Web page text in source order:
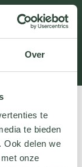
Over
te
te bieden
Ook delen we
onze
us at +31